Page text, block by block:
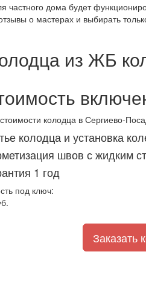
дома будет
о мастерах и выбирать
из ЖБ
колодца в Сергиево-
колодца и установка
швов с жидким
1 год
под ключ:
Заказать